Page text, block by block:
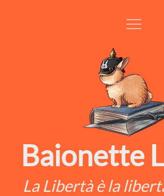
Baionette
La Libertà è la